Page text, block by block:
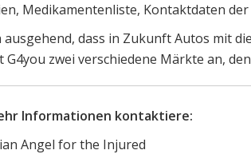
Medikamentenliste, Kontaktdaten
ausgehend, dass in Zukunft Autos mit
G4you zwei verschiedene Märkte an,
Informationen kontaktiere:
Angel for the Injured